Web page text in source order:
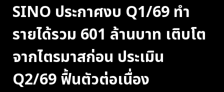
SINO ประกาศงบ Q1/69 ทำ
รายได้รวม 601 ล้านบาท เติบโต
จากไตรมาสก่อน ประเมิน
Q2/69 ฟื้นตัวต่อเนื่อง